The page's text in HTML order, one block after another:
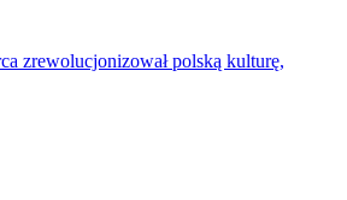
zrewolucjonizował polską kulturę,